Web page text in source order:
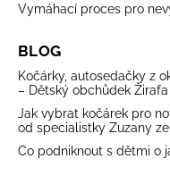
Vymáhací proces pro
BLOG
Kočárky, autosedačky z
– Dětský obchůdek Žirafa
Jak vybrat kočárek pro
od specialistky Zuzany
Co podniknout s dětmi o